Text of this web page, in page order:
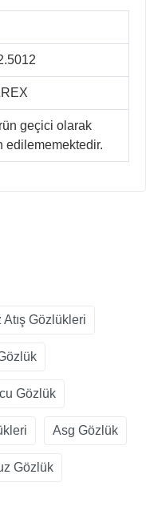
geçici olarak
edilememektedir.
Atış Gözlükleri
Gözlük
Asg Gözlük
Gözlük